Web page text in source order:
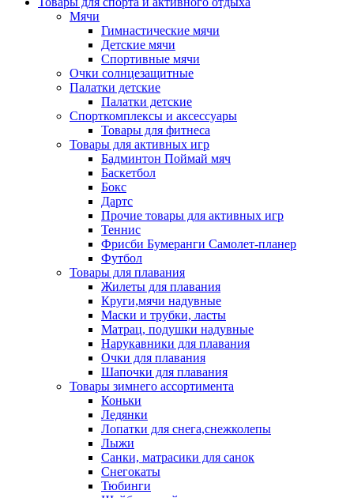
Мячи
Гимнастические мячи
Детские мячи
Спортивные мячи
Очки солнцезащитные
Палатки детские
Палатки детские
Спорткомплексы и аксессуары
Товары для фитнеса
Товары для активных игр
Бадминтон Поймай мяч
Баскетбол
Бокс
Дартс
Прочие товары для активных игр
Теннис
Фрисби Бумеранги Самолет-планер
Футбол
Товары для плавания
Жилеты для плавания
Круги,мячи надувные
Маски и трубки, ласты
Матрац, подушки надувные
Нарукавники для плавания
Очки для плавания
Шапочки для плавания
Товары зимнего ассортимента
Коньки
Ледянки
Лопатки для снега,снежколепы
Лыжи
Санки, матрасики для санок
Снегокаты
Тюбинги